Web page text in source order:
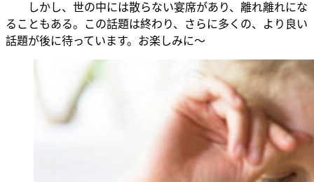
しかし、世の中には散らない宴席があり、離れ離れにな
ることもある。この話題は終わり、さらに多くの、より良い
話題が後に待っています。お楽しみに～